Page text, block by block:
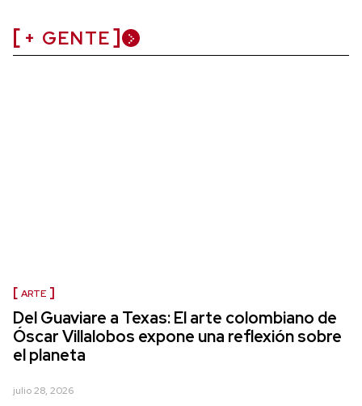
+ GENTE
ARTE
Del Guaviare a Texas: El arte colombiano de
Óscar Villalobos expone una reflexión sobre
el planeta
julio 28, 2026